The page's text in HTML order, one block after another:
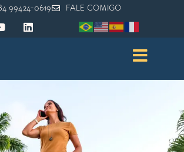
99424-0619 FALE COMIGO